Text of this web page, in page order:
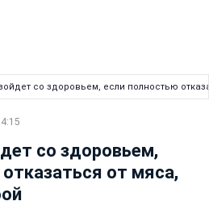
со здоровьем, если полностью
со здоровьем,
от мяса,